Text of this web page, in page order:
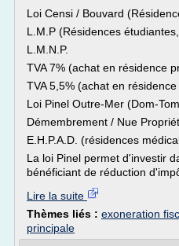
Loi Censi / Bouvard
L.M.P (Résidences
L.M.N.P.
TVA 7% (achat en résidence
TVA 5,5% (achat en
Loi Pinel Outre-Mer (Dom-
Démembrement / Nue
E.H.P.A.D. (résidences
La loi Pinel permet d'investir
bénéficiant de réduction
Lire la suite
Thèmes liés : exoneration
principale